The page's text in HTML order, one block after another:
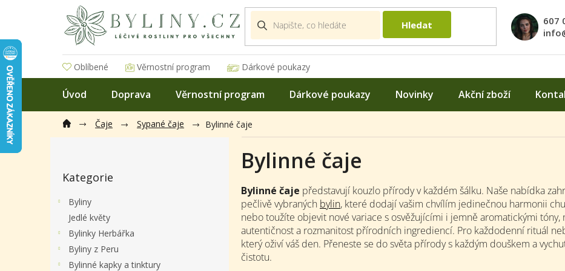
Hledat
607
Oblíbené Věrnostní program Dárkové poukazy
Úvod Doprava Věrnostní program Dárkové poukazy Novinky Akční zboží
Čaje Sypané čaje Bylinné čaje
kategorie
Kategorie
Byliny
Jedlé květy
Bylinky Herbářka
Byliny z Peru
Bylinné kapky a tinktury
Bylinné čaje
Bylinné čaje představují kouzlo přírody v každém šálku. Naše nabídka
pečlivě vybraných bylin, které dodají vašim chvílím jedinečnou harmonii
nebo toužíte objevit nové variace s osvěžujícími i jemně aromatickými tóny,
autentičnost a rozmanitost přírodních ingrediencí. Pro každodenní rituál
který oživí váš den. Přeneste se do světa přírody s každým douškem a
čistotu.